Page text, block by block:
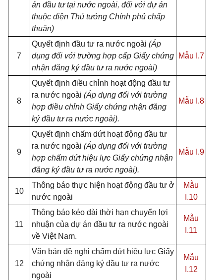
án đầu tư tại nước ngoài, đối với dự án
thuộc diện Thủ tướng Chính phủ chấp
thuận)
7
Quyết định đầu tư ra nước ngoài (Áp
dụng đối với trường hợp cấp Giấy chứng
nhận đăng ký đầu tư ra nước ngoài)
Mẫu I.7
8
Quyết định điều chỉnh hoạt động đầu tư
ra nước ngoài (Áp dụng đối với trường
hợp điều chỉnh Giấy chứng nhận đăng
ký đầu tư ra nước ngoài).
Mẫu I.8
9
Quyết định chấm dứt hoạt động đầu tư
ra nước ngoài (Áp dụng đối với trường
hợp chấm dứt hiệu lực Giấy chứng nhận
đăng ký đầu tư ra nước ngoài).
Mẫu I.9
10
Thông báo thực hiện hoạt động đầu tư ở
nước ngoài
Mẫu
I.10
11
Thông báo kéo dài thời hạn chuyển lợi
nhuận của dự án đầu tư ra nước ngoài
về Việt Nam.
Mẫu
I.11
12
Văn bản đề nghị chấm dứt hiệu lực Giấy
chứng nhận đăng ký đầu tư ra nước
ngoài
Mẫu
I.12